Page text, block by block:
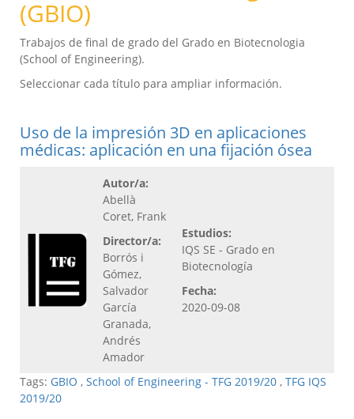
(GBIO)
Trabajos de final de grado del Grado en Biotecnologia
(School of Engineering).
Seleccionar cada título para ampliar información.
Uso de la impresión 3D en aplicaciones
médicas: aplicación en una fijación ósea
Autor/a:
Abellà
Coret, Frank
Director/a:
Borrós i
Gómez,
Salvador
García
Granada,
Andrés
Amador
Estudios:
IQS SE - Grado en
Biotecnología
Fecha:
2020-09-08
Tags: GBIO , School of Engineering - TFG 2019/20 , TFG IQS
2019/20